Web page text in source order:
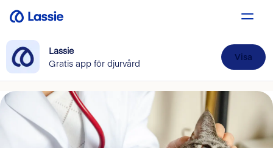
Lassie
Gratis app för djurvård
Visa